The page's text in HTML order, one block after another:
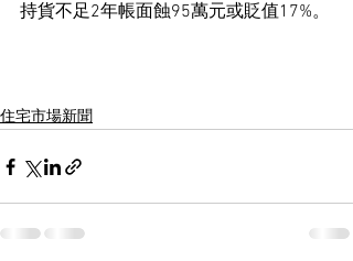
持貨不足2年帳面蝕95萬元或貶值17%。
住宅市場新聞